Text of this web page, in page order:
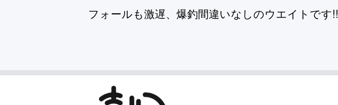
フォールも激遅、爆釣間違いなしのウエイトです!!